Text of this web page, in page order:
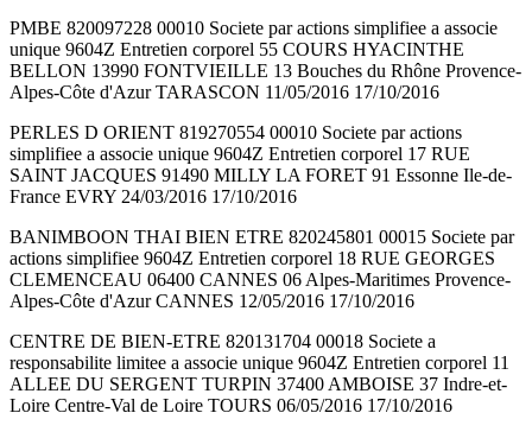
PMBE 820097228 00010 Societe par actions simplifiee a associe
unique 9604Z Entretien corporel 55 COURS HYACINTHE
BELLON 13990 FONTVIEILLE 13 Bouches du Rhône Provence-
Alpes-Côte d'Azur TARASCON 11/05/2016 17/10/2016
PERLES D ORIENT 819270554 00010 Societe par actions
simplifiee a associe unique 9604Z Entretien corporel 17 RUE
SAINT JACQUES 91490 MILLY LA FORET 91 Essonne Ile-de-
France EVRY 24/03/2016 17/10/2016
BANIMBOON THAI BIEN ETRE 820245801 00015 Societe par
actions simplifiee 9604Z Entretien corporel 18 RUE GEORGES
CLEMENCEAU 06400 CANNES 06 Alpes-Maritimes Provence-
Alpes-Côte d'Azur CANNES 12/05/2016 17/10/2016
CENTRE DE BIEN-ETRE 820131704 00018 Societe a
responsabilite limitee a associe unique 9604Z Entretien corporel 11
ALLEE DU SERGENT TURPIN 37400 AMBOISE 37 Indre-et-
Loire Centre-Val de Loire TOURS 06/05/2016 17/10/2016